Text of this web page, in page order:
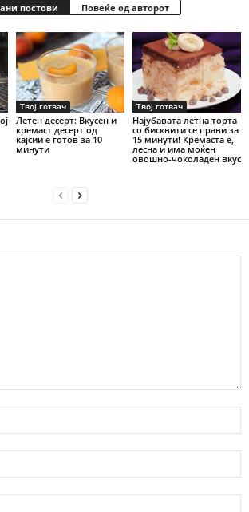
постови Повеќе од авторот
Твој готвач
Летен десерт: Вкусен и
кремаст десерт од
кајсии е готов за 10
минути
Твој готвач
Најубавата летна торта
со бисквити се прави за
15 минути! Кремаста е,
лесна и има моќен
овошно-чоколаден вкус